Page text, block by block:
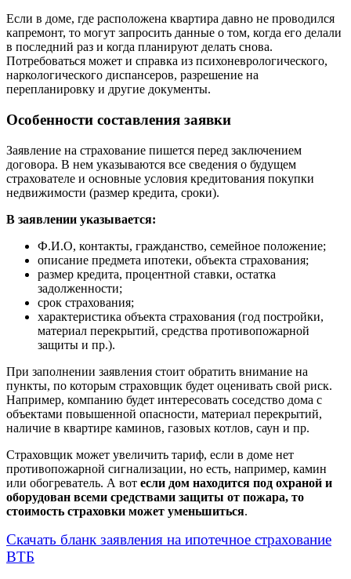
Если в доме, где расположена квартира давно не проводился
капремонт, то могут запросить данные о том, когда его делали
в последний раз и когда планируют делать снова.
Потребоваться может и справка из психоневрологического,
наркологического диспансеров, разрешение на
перепланировку и другие документы.
Особенности составления заявки
Заявление на страхование пишется перед заключением
договора. В нем указываются все сведения о будущем
страхователе и основные условия кредитования покупки
недвижимости (размер кредита, сроки).
В заявлении указывается:
Ф.И.О, контакты, гражданство, семейное положение;
описание предмета ипотеки, объекта страхования;
размер кредита, процентной ставки, остатка
задолженности;
срок страхования;
характеристика объекта страхования (год постройки,
материал перекрытий, средства противопожарной
защиты и пр.).
При заполнении заявления стоит обратить внимание на
пункты, по которым страховщик будет оценивать свой риск.
Например, компанию будет интересовать соседство дома с
объектами повышенной опасности, материал перекрытий,
наличие в квартире каминов, газовых котлов, саун и пр.
Страховщик может увеличить тариф, если в доме нет
противопожарной сигнализации, но есть, например, камин
или обогреватель. А вот если дом находится под охраной и
оборудован всеми средствами защиты от пожара, то
стоимость страховки может уменьшиться.
Скачать бланк заявления на ипотечное страхование
ВТБ